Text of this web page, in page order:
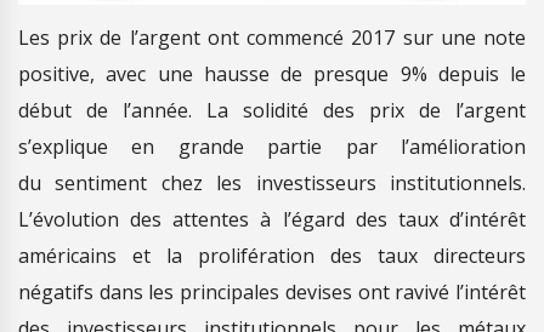
Les prix de l’argent ont commencé 2017 sur une note
positive, avec une hausse de presque 9% depuis le
début de l’année. La solidité des prix de l’argent
s’explique en grande partie par l’amélioration
du sentiment chez les investisseurs institutionnels.
L’évolution des attentes à l’égard des taux d’intérêt
américains et la prolifération des taux directeurs
négatifs dans les principales devises ont ravivé l’intérêt